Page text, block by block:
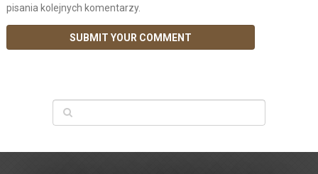
pisania kolejnych komentarzy.